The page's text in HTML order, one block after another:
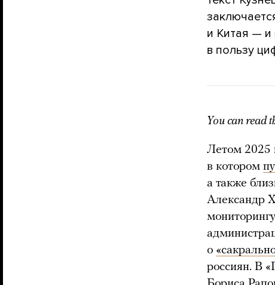
и Китая — и
в пользу
You can read
Летом 2025
в котором
а также
Александр
о
россиян. В